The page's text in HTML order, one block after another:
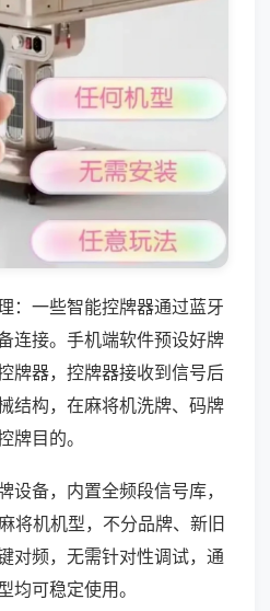
：一些智能控牌器通过蓝牙
连接。手机端软件预设好牌
牌器，控牌器接收到信号后
结构，在麻将机洗牌、码牌
牌目的。
设备，内置全频段信号库，
将机机型，不分品牌、新旧
对频，无需针对性调试，通
均可稳定使用。